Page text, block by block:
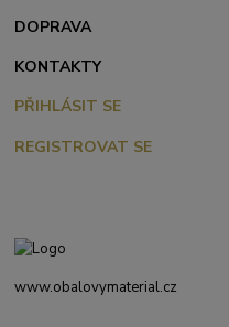
DOPRAVA
KONTAKTY
PŘIHLÁSIT SE
REGISTROVAT SE
www.obalovymaterial.cz